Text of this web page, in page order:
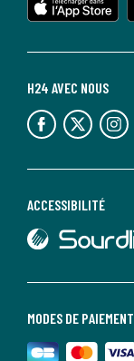
MODES DE PAIEMENT
ACCESSIBILITÉ
lien vers Sourdline
H24 AVEC NOUS
lien vers l'espace réseaux sociaux lien vers l'espace réseaux sociaux lien vers l'espace réseaux sociaux